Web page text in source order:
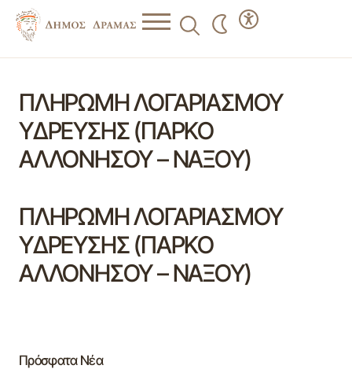
ΠΛΗΡΩΜΗ ΛΟΓΑΡΙΑΣΜΟΥ
ΥΔΡΕΥΣΗΣ (ΠΑΡΚΟ
ΑΛΛΟΝΗΣΟΥ – ΝΑΞΟΥ)
ΠΛΗΡΩΜΗ ΛΟΓΑΡΙΑΣΜΟΥ
ΥΔΡΕΥΣΗΣ (ΠΑΡΚΟ
ΑΛΛΟΝΗΣΟΥ – ΝΑΞΟΥ)
Πρόσφατα Νέα